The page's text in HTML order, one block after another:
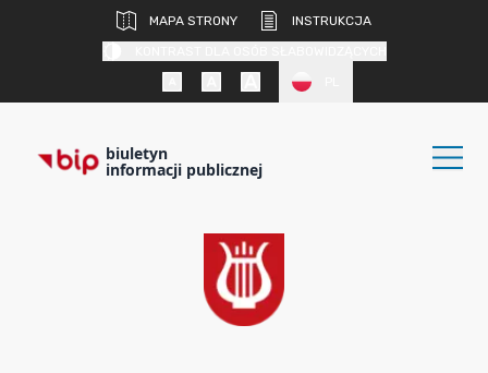
MAPA STRONY
INSTRUKCJA
biuletyn
informacji publicznej